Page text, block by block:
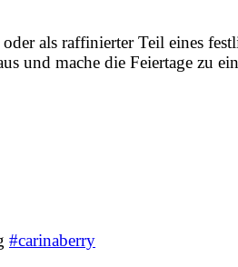
als raffinierter Teil eines
und mache die Feiertage zu
#carinaberry